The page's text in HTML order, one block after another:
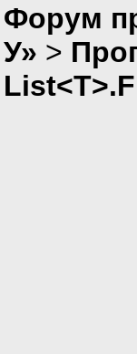
Форум
У» >